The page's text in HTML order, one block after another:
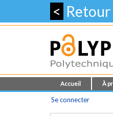
<
Accueil À
Se connecter